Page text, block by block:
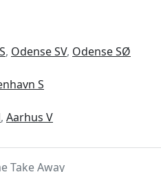
, Odense SV, Odense SØ
S
, Aarhus V
Take Away